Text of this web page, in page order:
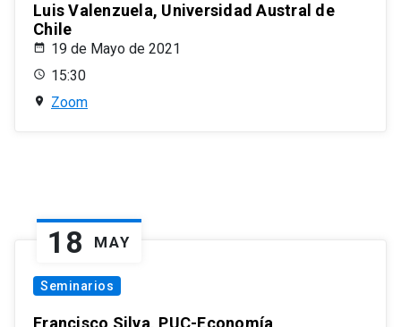
Luis Valenzuela, Universidad Austral de
Chile
19 de Mayo de 2021
15:30
Zoom
18 MAY
Seminarios
Francisco Silva, PUC-Economía